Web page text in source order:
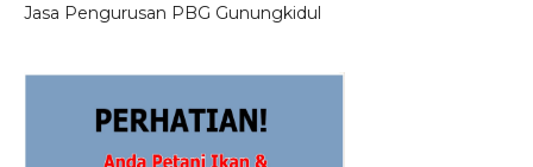
Jasa Pengurusan PBG Gunungkidul